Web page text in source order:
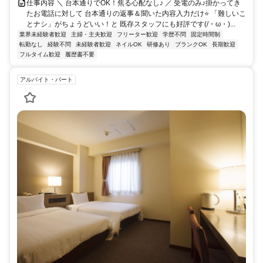
仕事内容 ＼ 台本通りでOK！焦る心配なし♪ ／ 受電のみ♪掛かってき
たお電話に対して 台本通りの返事＆聞いた内容入力だけ⭐ 「難しいこ
とナシ」がちょうどいい！と 既存スタッフにも好評です(/・ω・)...
業界未経験者歓迎 主婦・主夫歓迎 フリーター歓迎 学歴不問
固定時間制
転勤なし
経験不問 未経験者歓迎 ネイルOK 研修あり ブランクOK
長期歓迎
フルタイム歓迎
履歴書不要
アルバイト・パート